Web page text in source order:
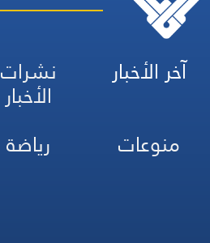
آخر الأخبار نشرات
الأخبار
منوعات
رياضة